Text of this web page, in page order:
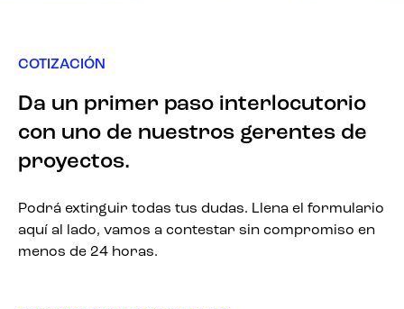
COTIZACIÓN
Da un primer paso interlocutorio
con uno de nuestros gerentes de
proyectos.
Podrá extinguir todas tus dudas. Llena el formulario
aquí al lado, vamos a contestar sin compromiso en
menos de 24 horas.